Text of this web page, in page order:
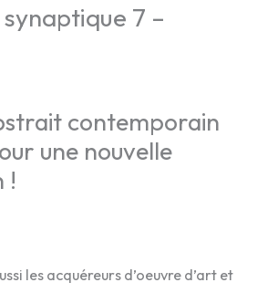
7 –
contemporain
une nouvelle
!
les acquéreurs d’oeuvre d’art et